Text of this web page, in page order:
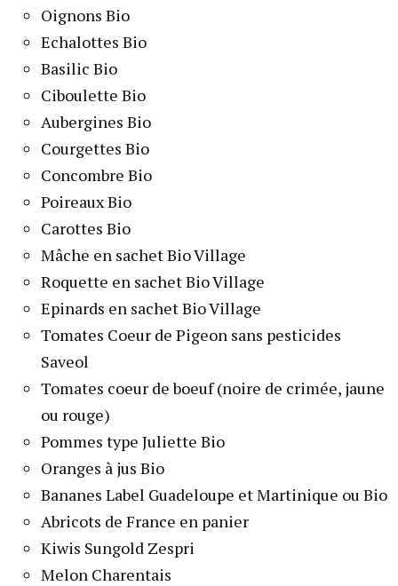
Oignons Bio
Echalottes Bio
Basilic Bio
Ciboulette Bio
Aubergines Bio
Courgettes Bio
Concombre Bio
Poireaux Bio
Carottes Bio
Mâche en sachet Bio Village
Roquette en sachet Bio Village
Epinards en sachet Bio Village
Tomates Coeur de Pigeon sans pesticides
Saveol
Tomates coeur de boeuf (noire de crimée, jaune
ou rouge)
Pommes type Juliette Bio
Oranges à jus Bio
Bananes Label Guadeloupe et Martinique ou Bio
Abricots de France en panier
Kiwis Sungold Zespri
Melon Charentais